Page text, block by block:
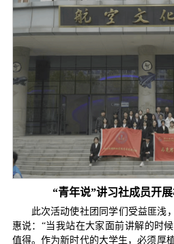
“青年说”讲习社成员开
此次活动使社团同学们受益匪浅
惠说：“当我站在大家面前讲解的时
值得。作为新时代的大学生，必须厚